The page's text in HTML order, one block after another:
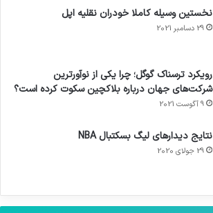
نخستین وسیله کاملا خودران نقلیه اپل
29 دسامبر 2021
رویکرد ترسناک گوگل؛ چرا یکی از نوآورترین
شرکت‌های جهان درباره بلاکچین سکوت کرده است؟
9 آگوست 2021
نتایج دیدار‌های لیگ بسکتبال NBA
29 جولای 2020